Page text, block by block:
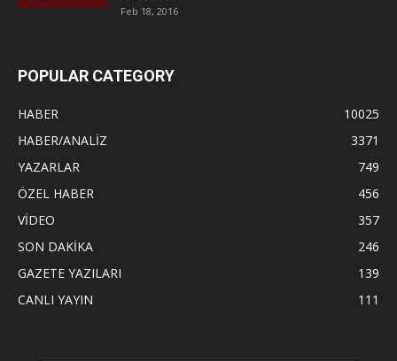
Feb 18, 2016
POPULAR CATEGORY
HABER
10025
HABER/ANALİZ
3371
YAZARLAR
749
ÖZEL HABER
456
VİDEO
357
SON DAKİKA
246
GAZETE YAZILARI
139
CANLI YAYIN
111